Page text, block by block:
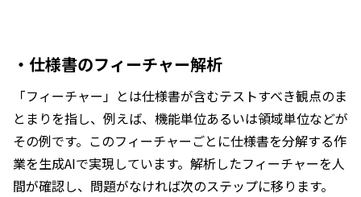
・仕様書のフィーチャー解析
「フィーチャー」とは仕様書が含むテストすべき観点のま
とまりを指し、例えば、機能単位あるいは領域単位などが
その例です。このフィーチャーごとに仕様書を分解する作
業を生成AIで実現しています。解析したフィーチャーを人
間が確認し、問題がなければ次のステップに移ります。